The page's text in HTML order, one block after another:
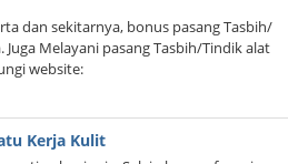
dan sekitarnya, bonus pasang Tasbih/
Melayani pasang Tasbih/Tindik alat
website:
Kerja Kulit